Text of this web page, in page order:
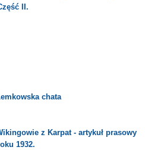
II.
chata
z Karpat - artykuł prasowy
1932.